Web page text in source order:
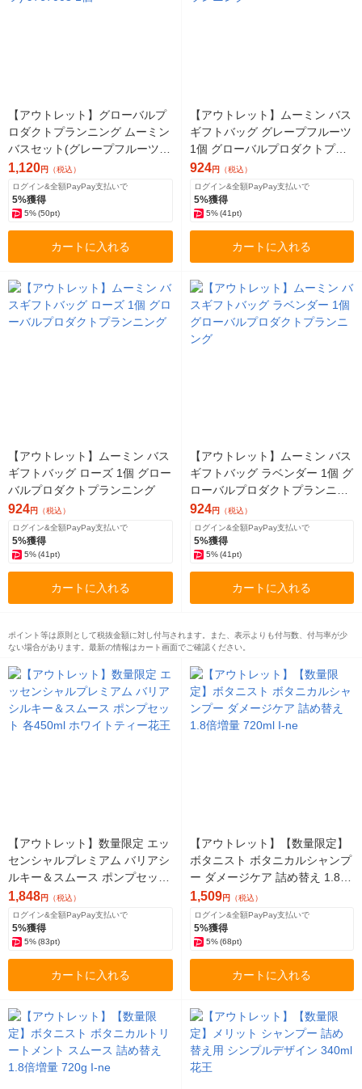
【アウトレット】グローバルプ
ロダクトプランニング ムーミン
バスセット(グレープフルーツ)
9767003 1個
1,120円 （税込）
ログイン&全額PayPay支払いで
5%獲得
5%(50pt)
カートに入れる
【アウトレット】ムーミン バス
ギフトバッグ グレープフルーツ
1個 グローバルプロダクトプラ
ンニング
924円 （税込）
ログイン&全額PayPay支払いで
5%獲得
5% (41pt)
カートに入れる
【アウトレット】ムーミン バス
ギフトバッグ ローズ 1個 グロー
バルプロダクトプランニング
924円 （税込）
ログイン&全額PayPay支払いで
5%獲得
5%(41pt)
カートに入れる
【アウトレット】ムーミン バス
ギフトバッグ ラベンダー 1個 グ
ローバルプロダクトプランニン
グ
924円 （税込）
ログイン&全額PayPay支払いで
5%獲得
5% (41pt)
カートに入れる
ポイント等は原則として税抜金額に対し付与されます。また、表示よりも付与数、付与率が少
ない場合があります。最新の情報はカート画面でご確認ください。
【アウトレット】数量限定 エッ
センシャルプレミアム バリアシ
ルキー＆スムース ポンプセット
各450ml ホワイトティー花王
1,848円 （税込）
ログイン&全額PayPay支払いで
5%獲得
5%(83pt)
カートに入れる
【アウトレット】【数量限定】
ボタニスト ボタニカルシャンプ
ー ダメージケア 詰め替え 1.8倍
増量 720ml I-ne
1,509円 （税込）
ログイン&全額PayPay支払いで
5%獲得
5% (68pt)
カートに入れる